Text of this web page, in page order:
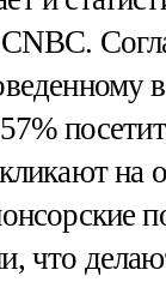
CNBC.
на
что